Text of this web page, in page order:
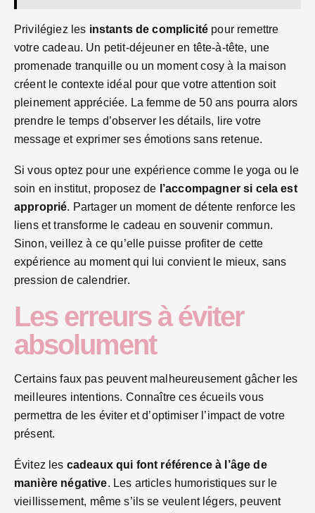
Privilégiez les instants de complicité pour remettre
votre cadeau. Un petit-déjeuner en tête-à-tête, une
promenade tranquille ou un moment cosy à la maison
créent le contexte idéal pour que votre attention soit
pleinement appréciée. La femme de 50 ans pourra alors
prendre le temps d’observer les détails, lire votre
message et exprimer ses émotions sans retenue.
Si vous optez pour une expérience comme le yoga ou le
soin en institut, proposez de l’accompagner si cela est
approprié. Partager un moment de détente renforce les
liens et transforme le cadeau en souvenir commun.
Sinon, veillez à ce qu’elle puisse profiter de cette
expérience au moment qui lui convient le mieux, sans
pression de calendrier.
Les erreurs à éviter
absolument
Certains faux pas peuvent malheureusement gâcher les
meilleures intentions. Connaître ces écueils vous
permettra de les éviter et d’optimiser l’impact de votre
présent.
Évitez les cadeaux qui font référence à l’âge de
manière négative. Les articles humoristiques sur le
vieillissement, même s’ils se veulent légers, peuvent